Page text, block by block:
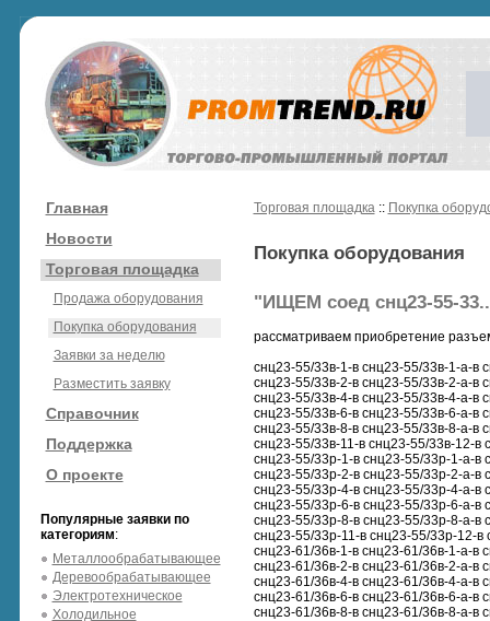
Главная
Новости
Торговая площадка
Продажа оборудования
Покупка оборудования
Заявки за неделю
Разместить заявку
Справочник
Поддержка
О проекте
Популярные заявки по
категориям:
Металлообрабатывающее
Деревообрабатывающее
Электротехническое
Холодильное
Торговая площадка:: Покупка
Покупка оборудования
"ИЩЕМ соед снц23-55-
рассматриваем приобретение
снц23-55/33в-1-в снц23-55/33в-1-а-в
снц23-55/33в-2-в снц23-55/33в-2-а-в
снц23-55/33в-4-в снц23-55/33в-4-а-в
снц23-55/33в-6-в снц23-55/33в-6-а-в
снц23-55/33в-8-в снц23-55/33в-8-а-в
снц23-55/33в-11-в снц23-55/33в-12-в
снц23-55/33р-1-в снц23-55/33р-1-а-в
снц23-55/33р-2-в снц23-55/33р-2-а-в
снц23-55/33р-4-в снц23-55/33р-4-а-в
снц23-55/33р-6-в снц23-55/33р-6-а-в
снц23-55/33р-8-в снц23-55/33р-8-а-в
снц23-55/33р-11-в снц23-55/33р-12-в
снц23-61/36в-1-в снц23-61/36в-1-а-в
снц23-61/36в-2-в снц23-61/36в-2-а-в
снц23-61/36в-4-в снц23-61/36в-4-а-в
снц23-61/36в-6-в снц23-61/36в-6-а-в
снц23-61/36в-8-в снц23-61/36в-8-а-в